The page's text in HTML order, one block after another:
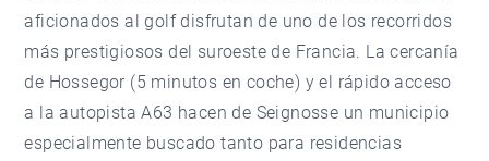
aficionados al golf disfrutan de uno de los recorridos
más prestigiosos del suroeste de Francia. La cercanía
de Hossegor (5 minutos en coche) y el rápido acceso
a la autopista A63 hacen de Seignosse un municipio
especialmente buscado tanto para residencias